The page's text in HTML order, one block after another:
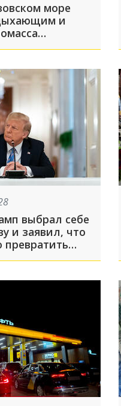
море
и
тонн
выбрал себе
и заявил, что
превратить
из